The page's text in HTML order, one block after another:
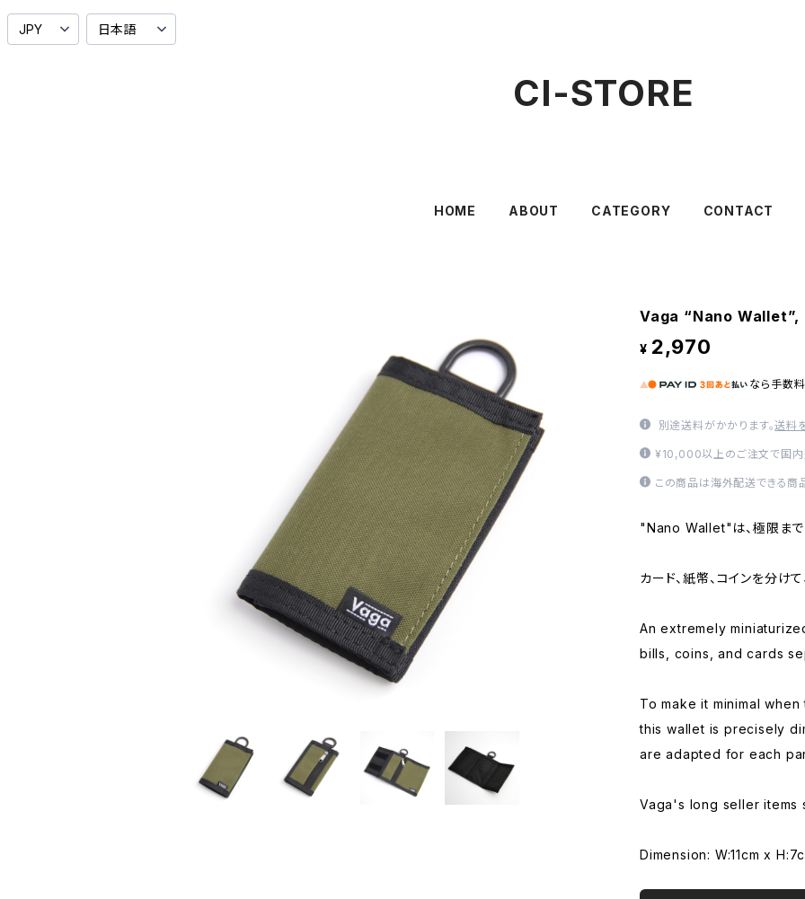
CI-STORE
HOME ABOUT CATEGORY CONTACT
Vaga “Nano
¥ 2,970
なら 手数
別途送料がかかります。送料
¥10,000以上のご注文で国内
この商品は海外配送できる商
"Nano Wallet"は、極限まで
カード、紙幣、コインを分け
An extremely
bills, coins, and cards
To make it minimal
this wallet is precisely
are adapted for each
Vaga's long seller items
Dimension: W:11cm x